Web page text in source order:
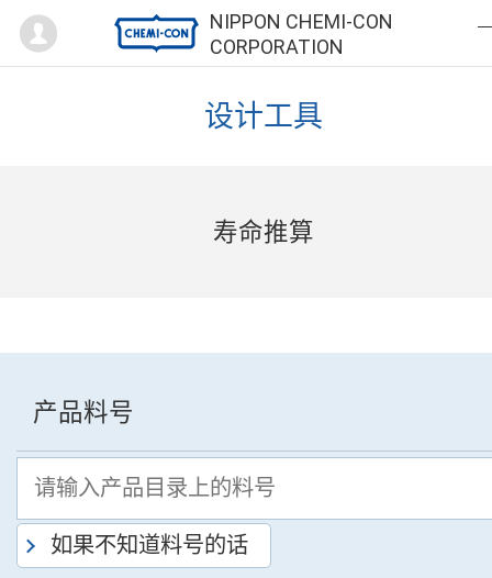
NIPPON CHEMI-CON
CORPORATION
Mypage
设计工具
寿命推算
产品料号
如果不知道料号的话